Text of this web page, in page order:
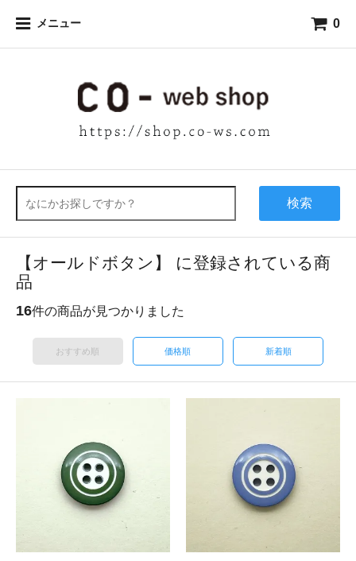
メニュー 0
検索
【オールドボタン】 に登録されている商
品
16件の商品が見つかりました
おすすめ順 価格順 新着順